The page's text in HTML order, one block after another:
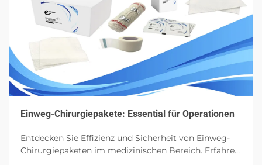
Einweg-Chirurgiepakete: Essential für Operationen
Entdecken Sie Effizienz und Sicherheit von Einweg-
Chirurgiepaketen im medizinischen Bereich. Erfahren